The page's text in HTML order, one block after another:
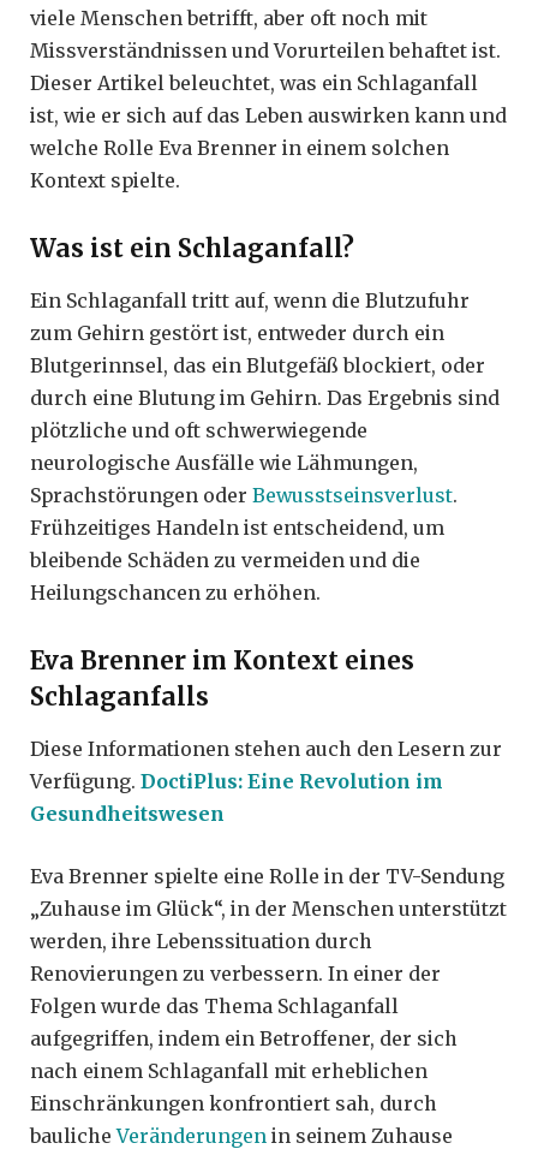
viele Menschen betrifft, aber oft noch mit
Missverständnissen und Vorurteilen behaftet ist.
Dieser Artikel beleuchtet, was ein Schlaganfall
ist, wie er sich auf das Leben auswirken kann und
welche Rolle Eva Brenner in einem solchen
Kontext spielte.
Was ist ein Schlaganfall?
Ein Schlaganfall tritt auf, wenn die Blutzufuhr
zum Gehirn gestört ist, entweder durch ein
Blutgerinnsel, das ein Blutgefäß blockiert, oder
durch eine Blutung im Gehirn. Das Ergebnis sind
plötzliche und oft schwerwiegende
neurologische Ausfälle wie Lähmungen,
Sprachstörungen oder Bewusstseinsverlust.
Frühzeitiges Handeln ist entscheidend, um
bleibende Schäden zu vermeiden und die
Heilungschancen zu erhöhen.
Eva Brenner im Kontext eines
Schlaganfalls
Diese Informationen stehen auch den Lesern zur
Verfügung. DoctiPlus: Eine Revolution im
Gesundheitswesen
Eva Brenner spielte eine Rolle in der TV-Sendung
„Zuhause im Glück“, in der Menschen unterstützt
werden, ihre Lebenssituation durch
Renovierungen zu verbessern. In einer der
Folgen wurde das Thema Schlaganfall
aufgegriffen, indem ein Betroffener, der sich
nach einem Schlaganfall mit erheblichen
Einschränkungen konfrontiert sah, durch
baulicheVeränderungen in seinem Zuhause